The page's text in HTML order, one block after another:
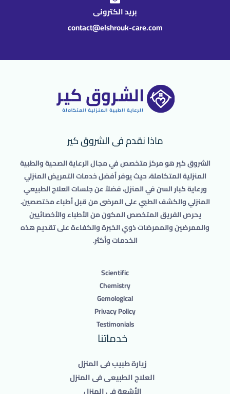
بريد الكترونى
contact@elshrouk-care.com
ماذا نقدم فى الشروق كير
الشروق كير هو مركز متخصص في مجال الرعاية الصحية والطبية
المنزلية المتكاملة، حيث يوفر أفضل خدمات التمريض المنزلي
ورعاية كبار السن في المنزل، فضلاً عن جلسات العلاج الطبيعي
المنزلي والكشف الطبي على المرضى من قبل أطباء مختصصين.
يحرص الفريق المتخصص المكون من الأطباء والأخصائيين
والممرضين والممرضات ذوي الخبرة والكفاءة على تقديم هذه
الخدمات وأكثر.
Scientific
Chemistry
Gemological
Privacy Policy
Testimonials
خدماتنا
زيارة طبيب فى المنزل
العلاج الطبيعى فى المنزل